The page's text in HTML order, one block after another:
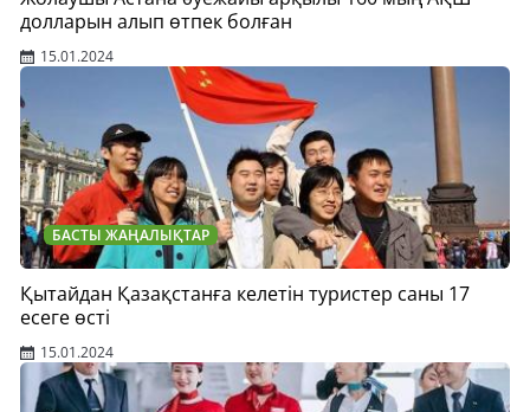
долларын алып өтпек болған
15.01.2024
БАСТЫ ЖАҢАЛЫҚТАР
Қытайдан Қазақстанға келетін туристер саны 17
есеге өсті
15.01.2024